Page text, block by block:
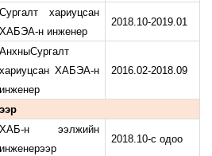
Сургалт хариуцсан
ХАБЭА-н инженер
2018.10-2019.01
АнхныСургалт
хариуцсан ХАБЭА-н
инженер
2016.02-2018.09
ХАБ-н ээлжийн
инженерээр
2018.10-с одоо